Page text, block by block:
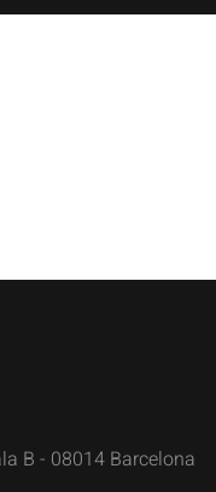
B - 08014 Barcelona